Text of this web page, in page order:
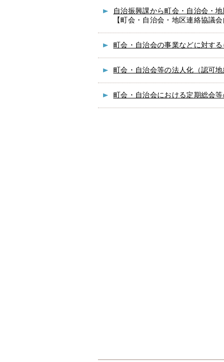
自治振興課から町会・自治会・
【町会・自治会・地区連絡協議
町会・自治会の事業などに対す
町会・自治会等の法人化（認可地
町会・自治会における定期総会